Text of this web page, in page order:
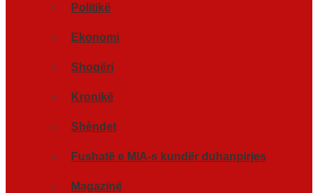
Politikë
Ekonomi
Shoqëri
Kronikë
Shèndet
Fushatë e MIA-s kundër duhanpirjes
Magazinë